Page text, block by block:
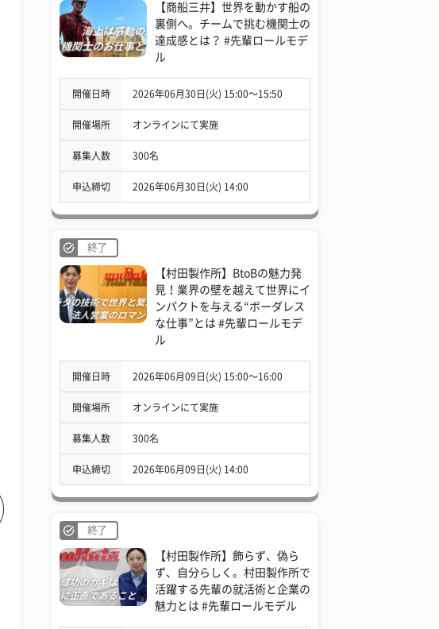
【商船三井】世界を動かす船の
裏側へ。チームで挑む機関士の
達成感とは？ #先輩ロールモデ
ル
開催日時 2026年06月30日(火) 15:00〜15:50
開催場所 オンラインにて実施
募集人数 300名
申込締切 2026年06月30日(火) 14:00
終了
【村田製作所】BtoBの魅力発
見！業界の壁を越えて世界にイ
ンパクトを与える“ボーダレス
な仕事”とは #先輩ロールモデ
ル
開催日時 2026年06月09日(火) 15:00〜16:00
開催場所 オンラインにて実施
募集人数 300名
申込締切 2026年06月09日(火) 14:00
終了
【村田製作所】飾らず、偽ら
ず、自分らしく。村田製作所で
活躍する先輩の就活術と企業の
魅力とは #先輩ロールモデル